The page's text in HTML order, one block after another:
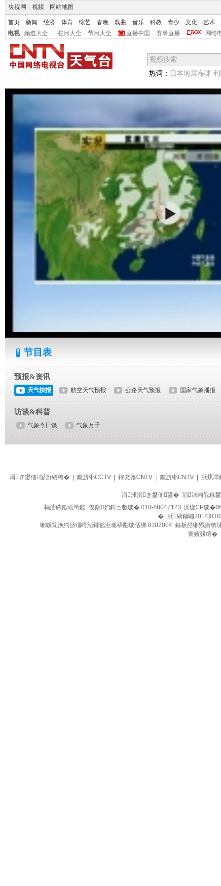
央视网 视频 网站地图
首页 新闻 经济 体育 综艺 春晚 戏曲 音乐 科教 青少 文化
艺术
电视
频道大全 栏目大全 节目大全 直播中国 赛事直播 网络
热词： 日本地震海啸
节目表
预报&资讯
天气快报 航空天气预报 公路天气预报 国家气象播报
访谈&科普
气象今日谈 气象万千
生活
涓ぎ鐢佃鍙扮綉绔� 鑱旂郴CCTV 鍏充簬CNTV 鑱旂郴CNTV 浜烘墠
涓浗涓ぎ鐢佃鍙� 涓浗缃戠粶
杩濇硶鍜屼笉鑹俊鎭妇鎶ョ數璇�:010-88047123 浜琁CP璇
� 浜綉鏂嘯
缃戜笂浼犳挱瑙嗗惉鑺傜洰璁稿彲璇佸彿 0102004 鏂板嚭缃戣瘉
寰嬪叕绾�